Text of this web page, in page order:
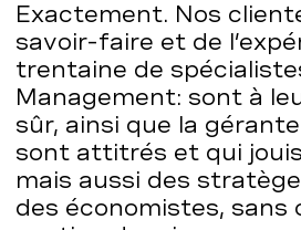
Exactement. Nos
savoir-faire et de
trentaine de
Management: sont à
sûr, ainsi que la
sont attitrés et qui
mais aussi des
des économistes,